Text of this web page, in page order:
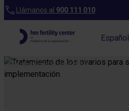
Llámanos al 900 111 010
Español
Fecundación in Vitro (FIV)